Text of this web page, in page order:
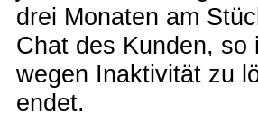
drei Monaten am
Chat des Kunden, so
wegen Inaktivität zu
endet.